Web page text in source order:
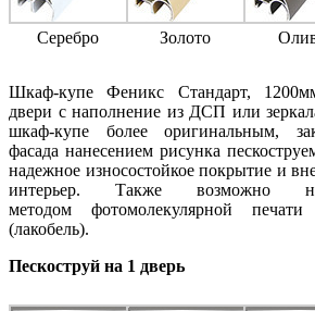
Серебро Золото
Шкаф-купе Феникс Стандарт,
двери с наполнение из ДСП или
шкаф-купе более оригинальным,
фасада нанесением рисунка
надежное износостойкое покрытие и
интерьер. Также возможно
методом фотомолекулярной
(лакобель).
Пескоструй на 1 дверь